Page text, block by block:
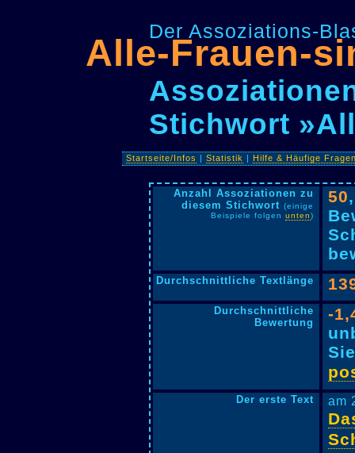
Der Assoziations-
Alle-Frauen-
Stichwort
Startseite/Infos |Statistik |Hilfe & Häufige
Anzahl Assoziationen zu
diesem Stichwort (einige
Beispiele folgen unten)
50
Durchschnittliche Textlänge
Durchschnittliche
Bewertung
-
Der erste Text am